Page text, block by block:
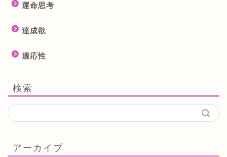
運命思考
達成欲
適応性
検索
アーカイブ